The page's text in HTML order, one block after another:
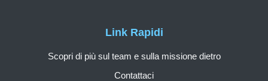
Link Rapidi
Scopri di più sul team e sulla missione dietro
Contattaci